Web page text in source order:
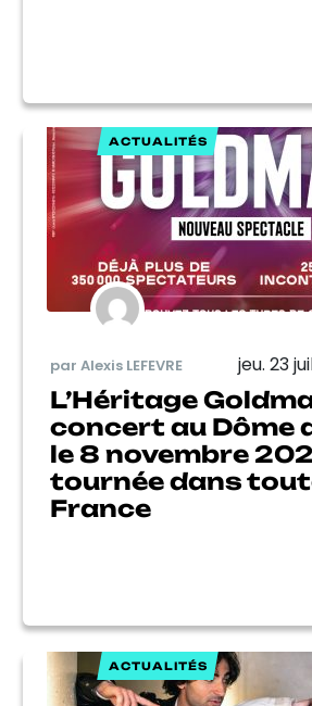
ACTUALITÉS
par Alexis LEFEVRE jeu. 23
L’Héritage
concert au Dôme
le 8 novembre
tournée dans
France
ACTUALITÉS